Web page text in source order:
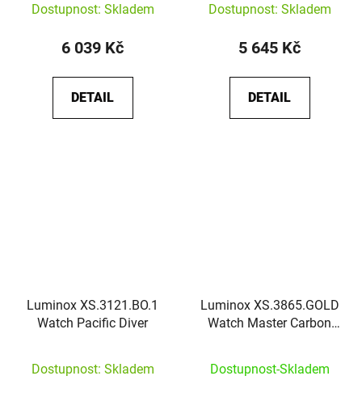
Dostupnost: Skladem
6 039 Kč
DETAIL
Dostupnost: Skladem
5 645 Kč
DETAIL
Luminox XS.3121.BO.1
Watch Pacific Diver
Dostupnost: Skladem
Luminox XS.3865.GOLD
Watch Master Carbon
Dostupnost-Skladem